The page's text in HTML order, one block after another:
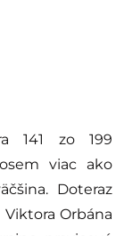
141 zo 199
viac ako
Doteraz
Orbána